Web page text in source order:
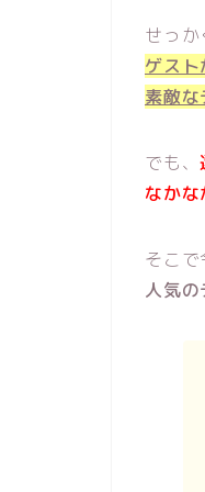
せっか
ゲス
素敵な
でも、
なかな
そこで
人気の